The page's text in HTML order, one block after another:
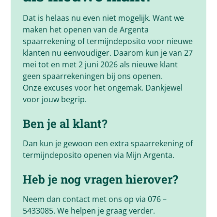
Dat is helaas nu even niet mogelijk. Want we
maken het openen van de Argenta
spaarrekening of termijndeposito voor nieuwe
klanten nu eenvoudiger. Daarom kun je van 27
mei tot en met 2 juni 2026 als nieuwe klant
geen spaarrekeningen bij ons openen.
Onze excuses voor het ongemak. Dankjewel
voor jouw begrip.
Ben je al klant?
Dan kun je gewoon een extra spaarrekening of
termijndeposito openen via Mijn Argenta.
Heb je nog vragen hierover?
Neem dan contact met ons op via 076 –
5433085. We helpen je graag verder.